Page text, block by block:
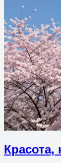
Красота,